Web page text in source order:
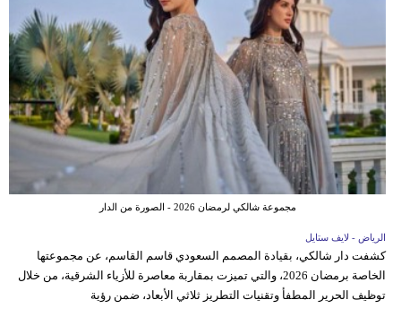
مجموعة شالكي لرمضان 2026 - الصورة من الدار
الرياض - لايف ستايل
كشفت دار شالكي، بقيادة المصمم السعودي قاسم القاسم، عن مجموعتها
الخاصة برمضان 2026، والتي تميزت بمقاربة معاصرة للأزياء الشرقية، من خلال
توظيف الحرير المطفأ وتقنيات التطريز ثلاثي الأبعاد، ضمن رؤية